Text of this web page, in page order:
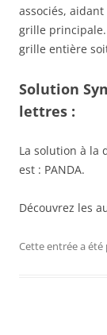
associés,
grille principale.
grille entière
Solution
lettres :
La solution à la
est : PANDA.
Découvrez les
Cette entrée a été